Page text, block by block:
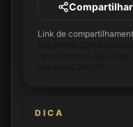
Compartilhar
Link de
DICA